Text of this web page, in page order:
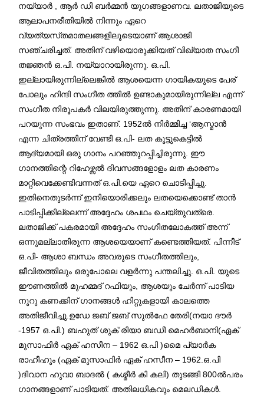
നയ്യാർ , ആർ ഡി ബർമ്മൻ യുഗങ്ങളാണവ. ലതാജിയുടെ
ആലാപനരീതിയിൽ നിന്നും ഏറെ
വ്യത്യസ്‌തമാതലങ്ങളിലൂടെയാണ് ആശാജി
സഞ്ചരിച്ചത്. അതിന് വഴിയൊരുക്കിയത് വിഖ്യാത സംഗീ
തജ്ഞൻ ഒ.പി. നയ്യാറായിരുന്നു. ഒ.പി.
ഇല്ലായിരുന്നില്ലെങ്കിൽ ആശയെന്ന ഗായികയുടെ പേര്
പോലും ഹിന്ദി സംഗീത ത്തിൽ ഉണ്ടാകുമായിരുന്നില്ല എന്ന്
സംഗീത നിരൂപകർ വിലയിരുത്തുന്നു. അതിന് കാരണമായി
പറയുന്ന സംഭവം ഇതാണ്. 1952ൽ നിർമ്മിച്ച ‘ആസ്മാൻ
എന്ന ചിത്രത്തിന് വേണ്ടി ഒ.പി- ലത കൂട്ടുകെട്ടിൽ
ആദ്യമായി ഒരു ഗാനം പറഞ്ഞുറപ്പിച്ചിരുന്നു. ഈ
ഗാനത്തിന്റെ റിഹേഴ്സൽ ദിവസങ്ങളോളം ലത കാരണം
മാറ്റിവെക്കേണ്ടിവന്നത് ഒ.പി.യെ ഏറെ ചൊടിപ്പിച്ചു.
ഇതിനെതുടർന്ന് ഇനിയൊരിക്കലും ലതയെക്കൊണ്ട് താൻ
പാടിപ്പിക്കില്ലെന്ന് അദ്ദേഹം ശപഥം ചെയ്തുവത്രെ.
ലതാജിക്ക് പകരമായി അദ്ദേഹം സംഗീതലോകത്ത് അന്ന്
ഒന്നുമല്ലാതിരുന്ന ആശയെയാണ് കണ്ടെത്തിയത്. പിന്നീട്
ഒ.പി- ആശാ ബന്ധം അവരുടെ സംഗീതത്തിലും,
ജീവിതത്തിലും ഒരുപോലെ വളർന്നു പന്തലിച്ചു. ഒ.പി. യുടെ
ഈണത്തിൽ മുഹമ്മദ് റഫിയും, ആശയും ചേർന്ന് പാടിയ
നൂറു കണക്കിന് ഗാനങ്ങൾ ഹിറ്റുകളായി കാലത്തെ
അതിജീവിച്ചു.ഉഡേ ജബ് ജബ് സുൽഫേ തേരി(നയാ ദൗർ
-1957 ഒ.പി.) ബഹുത് ശുക് രിയാ ബഡീ മെഹർബാനി(ഏക്
മുസാഫിർ ഏക് ഹസീന – 1962 ഒ.പി )മൈ പ്യാർക
രാഹീഹൂം (ഏക് മുസാഫിർ ഏക് ഹസീന – 1962.ഒ.പി
)ദിവാന ഹുവാ ബാദൽ ( കശ്മീർ കി കലി) തുടങ്ങി 800ൽപരം
ഗാനങ്ങളാണ് പാടിയത്. അതിലധികവും മെലഡികൾ.